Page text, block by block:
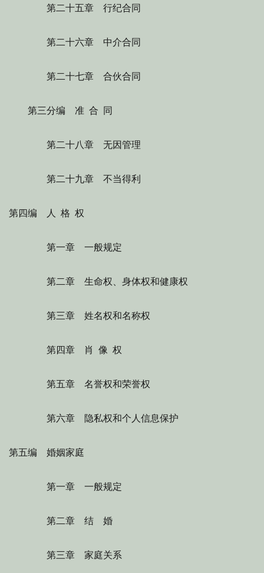
第二十五章 行纪合同
第二十六章 中介合同
第二十七章 合伙合同
第三分编 准 合 同
第二十八章 无因管理
第二十九章 不当得利
第四编 人 格 权
第一章 一般规定
第二章 生命权、身体权和健康权
第三章 姓名权和名称权
第四章 肖 像 权
第五章 名誉权和荣誉权
第六章 隐私权和个人信息保护
第五编 婚姻家庭
第一章 一般规定
第二章 结 婚
第三章 家庭关系